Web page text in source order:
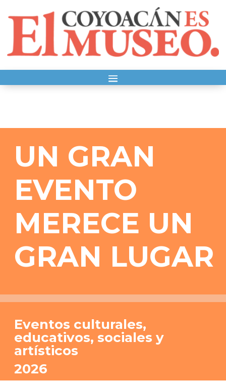
UN GRAN
EVENTO
MERECE UN
GRAN LUGAR
Eventos culturales,
educativos, sociales y
artísticos
2026